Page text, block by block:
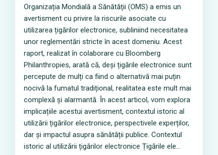
Organizația Mondială a Sănătății (OMS) a emis un
avertisment cu privire la riscurile asociate cu
utilizarea țigărilor electronice, subliniind necesitatea
unor reglementări stricte în acest domeniu. Acest
raport, realizat în colaborare cu Bloomberg
Philanthropies, arată că, deși țigările electronice sunt
percepute de mulți ca fiind o alternativă mai puțin
nocivă la fumatul tradițional, realitatea este mult mai
complexă și alarmantă. În acest articol, vom explora
implicațiile acestui avertisment, contextul istoric al
utilizării țigărilor electronice, perspectivele experților,
dar și impactul asupra sănătății publice. Contextul
istoric al utilizării țigărilor electronice Țigările ele...